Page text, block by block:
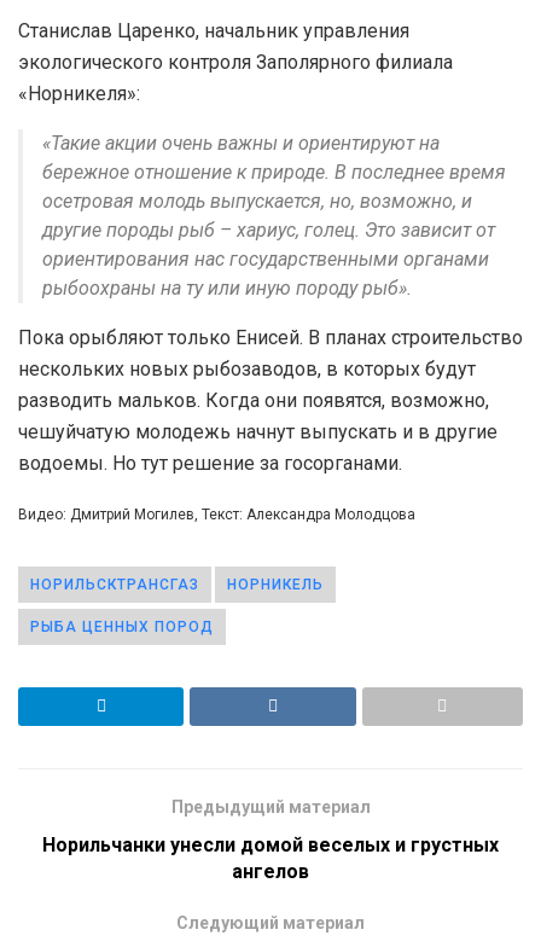
Станислав Царенко, начальник управления
экологического контроля Заполярного филиала
«Норникеля»:
«Такие акции очень важны и ориентируют на
бережное отношение к природе. В последнее время
осетровая молодь выпускается, но, возможно, и
другие породы рыб – хариус, голец. Это зависит от
ориентирования нас государственными органами
рыбоохраны на ту или иную породу рыб».
Пока орыбляют только Енисей. В планах строительство
нескольких новых рыбозаводов, в которых будут
разводить мальков. Когда они появятся, возможно,
чешуйчатую молодежь начнут выпускать и в другие
водоемы. Но тут решение за госорганами.
Видео: Дмитрий Могилев, Текст: Александра Молодцова
НОРИЛЬСКТРАНСГАЗ НОРНИКЕЛЬ
РЫБА ЦЕННЫХ ПОРОД
Предыдущий материал
Норильчанки унесли домой веселых и грустных
ангелов
Следующий материал